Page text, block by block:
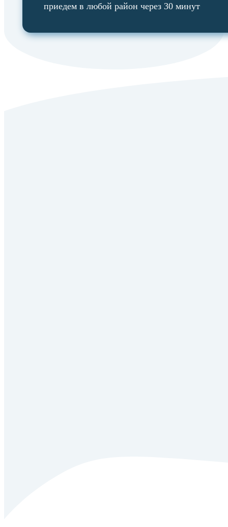
приедем в любой район через 30 минут